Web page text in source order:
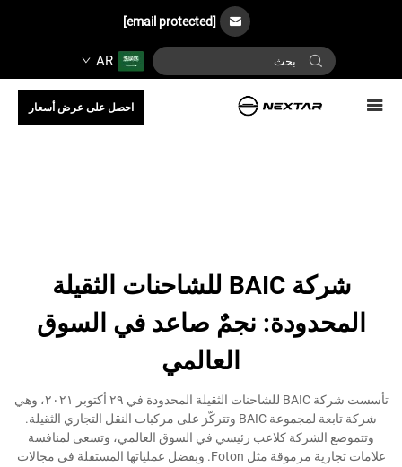
[email protected]
AR
احصل على عرض أسعار
شركة BAIC للشاحنات الثقيلة
المحدودة: نجمٌ صاعد في السوق
العالمي
تأسست شركة BAIC للشاحنات الثقيلة المحدودة في ٢٩ أكتوبر ٢٠٢١، وهي
شركة تابعة لمجموعة BAIC وتتركّز على مركبات النقل التجاري الثقيلة.
وتتموضع الشركة كلاعب رئيسي في السوق العالمي، وتسعى لمنافسة
علامات تجارية مرموقة مثل Foton. وبفضل عملياتها المستقلة في مجالات